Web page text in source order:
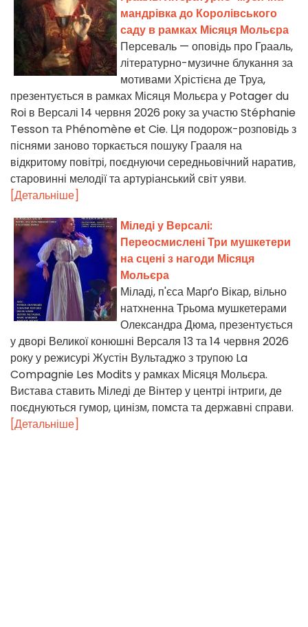
мандрівка до Королівського
саду в рамках Місяця Мольєра
Персеваль — оповідь про Грааль,
літературно-музичне блукання за
мотивами Хрістієна де Труа,
презентується в рамках Місяця Мольєра у Potager du
Roi в Версалі 14 червня 2026 року за участю Stéphanie
Tesson та Phénomène et Cie. Ця подорож-розповідь з
піснями заново торкається пошуку Грааля на
відкритому повітрі, поєднуючи середньовічний наратив,
старовинні мелодії та артуріанський світ уяви.
[Детальніше]
Міледі у Версалі:
Переосмислені Три мушкетери
на сцені з нагоди Місяця
Мольєра
Міладі, п'єса Марґо Вікар, вільно
натхненна Трьома мушкетерами
Олександра Дюма, презентується
у дворі Великої конюшні Версаля 13 та 14 червня 2026
року у режисурі Жустін Вультаджо з трупою La
Compagnie Les Modits у рамках Місяця Мольєра.
Вистава ставить Міледі де Вінтер у центрі інтриги, де
поєднуються гумор, цинізм, помста та державні справи.
[Детальніше]